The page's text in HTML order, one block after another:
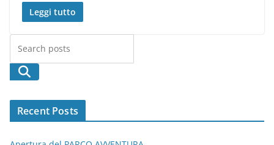
Leggi tutto
Cerca
Recent Posts